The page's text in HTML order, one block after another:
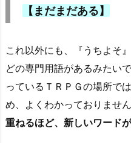
【まだまだある】
これ以外にも、『うちよそ
どの専門用語があるみたい
っているＴＲＰＧの場所で
め、よくわかっておりません
重ねるほど、新しいワード